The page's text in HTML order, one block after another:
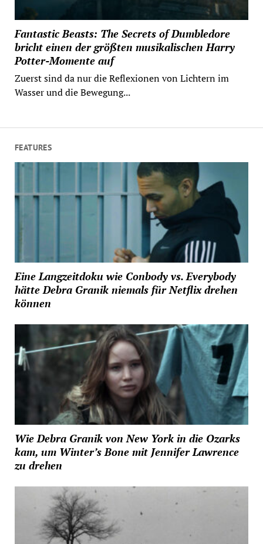
Fantastic Beasts: The Secrets of Dumbledore
bricht einen der größten musikalischen Harry
Potter-Momente auf
Zuerst sind da nur die Reflexionen von Lichtern im
Wasser und die Bewegung...
FEATURES
Eine Langzeitdoku wie Conbody vs. Everybody
hätte Debra Granik niemals für Netflix drehen
können
Wie Debra Granik von New York in die Ozarks
kam, um Winter’s Bone mit Jennifer Lawrence
zu drehen